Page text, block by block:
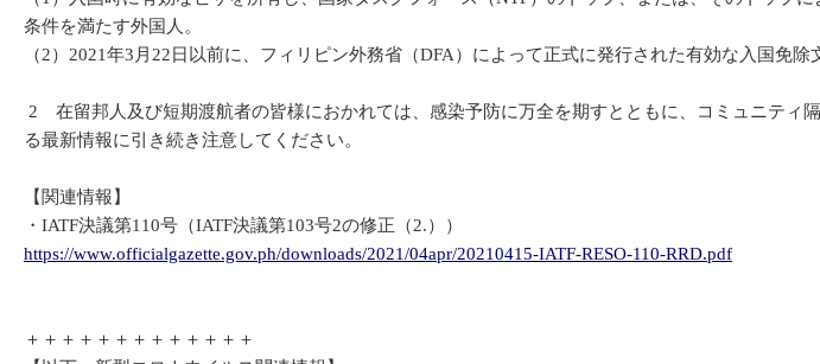
条件を満たす外国人。
（2）2021年3月22日以前に、フィリピン外務省（DFA）によって正式に発行された有効な入国免除
2 在留邦人及び短期渡航者の皆様におかれては、感染予防に万全を期すとともに、コミュニティ
る最新情報に引き続き注意してください。
【関連情報】
・IATF決議第110号（IATF決議第103号2の修正（2.））
https://www.officialgazette.gov.ph/downloads/2021/04apr/20210415-IATF-RESO-110-RRD.pdf
＋＋＋＋＋＋＋＋＋＋＋＋＋